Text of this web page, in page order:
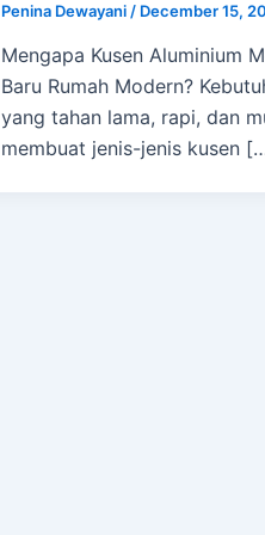
Penina Dewayani / December 15,
Mengapa Kusen Aluminium
Baru Rumah Modern?
yang tahan lama, rapi, dan
membuat jenis-jenis kusen